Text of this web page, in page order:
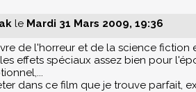
le Mardi 31 Mars 2009, 19:36
de l'horreur et de la science
effets spéciaux assez bien pour
dans ce film que je trouve parfait,